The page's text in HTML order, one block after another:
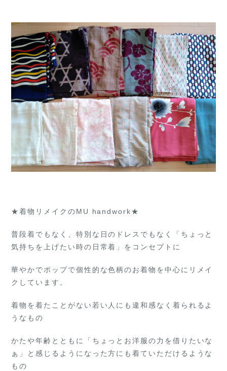
★着物リメイクのMU handwork★
普段着でもなく、特別な日のドレスでもなく
「ちょっと
気持ちを上げたい時の日常着」をコンセプトに
華やかでポップで個性的な色柄のお着物を中心にリメイ
クしています。
着物を着たことがない若い人にも違和感なく着られるよ
うなもの
かたや年齢とともに「ちょっとお洋服の力を借りたいな
ぁ」と感じるようになった方にも着ていただけるような
もの